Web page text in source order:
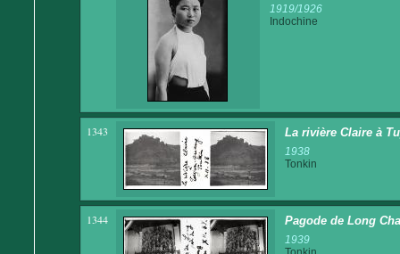
1919/1926
Indochine
1343 La rivière Claire à
1938
Tonkin
1344 Pagode de Long
1939